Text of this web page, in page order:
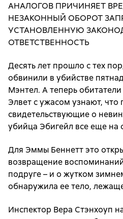
АНАЛОГОВ ПРИЧИНЯЕТ
НЕЗАКОННЫЙ ОБОРОТ
УСТАНОВЛЕННУЮ
ОТВЕТСТВЕННОСТЬ
Десять лет прошло с тех
обвинили в убийстве
Мэнтел. А теперь
Элвет с ужасом узнают, что
свидетельствующие о
убийца Эбигейл все еще на
Для Эммы Беннетт это
возвращение
подруге – и о жутком
обнаружила ее тело,
Инспектор Вера Стэнхоуп